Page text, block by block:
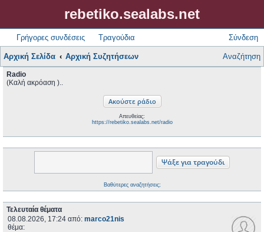
rebetiko.sealabs.net
Γρήγορες συνδέσεις Τραγούδια Σύνδεση
Αρχική Σελίδα Αρχική Συζητήσεων Αναζήτηση
Radio
(Καλή ακρόαση )..
Απευθείας:
https://rebetiko.sealabs.net/radio
Βαθύτερες αναζητήσεις;
Τελευταία θέματα
08.08.2026, 17:24 από: marco21nis
θέμα: